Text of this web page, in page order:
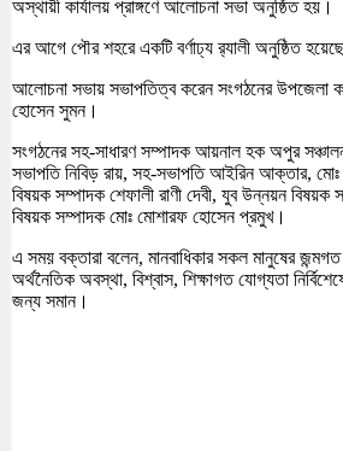
অস্থায়ী কার্যালয় প্রাঙ্গণে আলোচনা সভা অনুষ্ঠিত হয়।
এর আগে পৌর শহরে একটি বর্ণাঢ্য র‌্যালী অনুষ্ঠিত
আলোচনা সভায় সভাপতিত্ব করেন সংগঠনের উপজেলা
হোসেন সুমন।
সংগঠনের সহ-সাধারণ সম্পাদক আয়নাল হক অপুর
সভাপতি নিবিড় রায়, সহ-সভাপতি আইরিন আক্তার,
বিষয়ক সম্পাদক শেফালী রাণী দেবী, যুব উন্নয়ন বিষয়ক
বিষয়ক সম্পাদক মোঃ মোশারফ হোসেন প্রমুখ।
এ সময় বক্তারা বলেন, মানবাধিকার সকল মানুষের
অর্থনৈতিক অবস্থা, বিশ্বাস, শিক্ষাগত যোগ্যতা
জন্য সমান।